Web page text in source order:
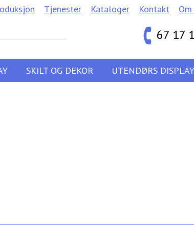
67 17
Tjenester Kataloger Kontakt
SKILT OG DEKOR UTENDØRS